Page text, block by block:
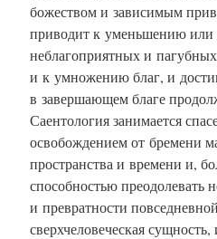
божеством и зависимым
приводит к уменьшению или
неблагоприятных и
и к умножению благ, и
в завершающем благе
Саентология занимается
освобождением от бремени
пространства и времени и,
способностью преодолевать
и превратности
сверхчеловеческая